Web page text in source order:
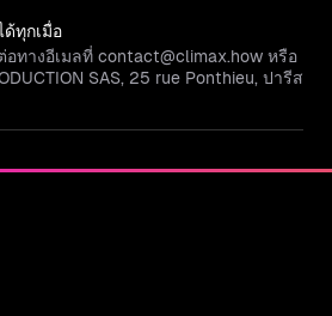
ทุกเมื่อ
ทางอีเมลที่ contact@climax.how หรือ
SAS, 25 rue Ponthieu, ปารีส